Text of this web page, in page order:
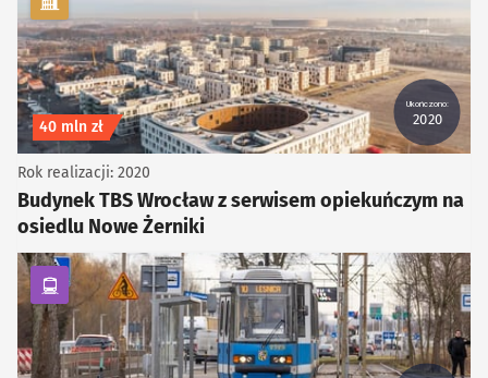
kategoria Infrastruktura
Ukończono:
2020
Koszt inwestycji
40 mln zł
Budynek TBS Wrocław z serwisem opiekuńczym na
osiedlu Nowe Żerniki
Rok realizacji: 2020
kategoria Komunikacja zbiorowa